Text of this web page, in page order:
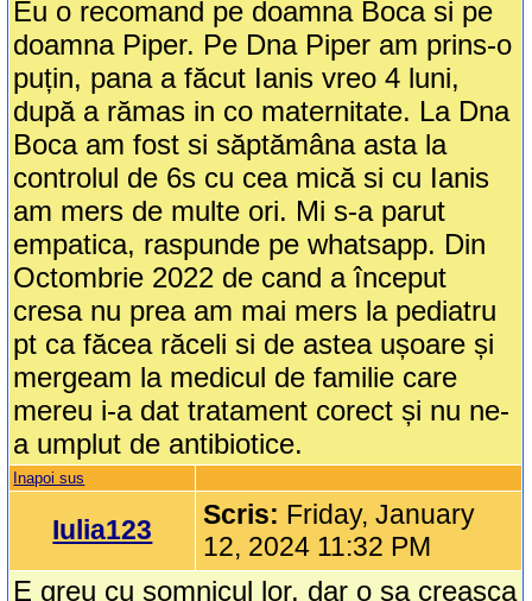
Eu o recomand pe doamna Boca si pe
doamna Piper. Pe Dna Piper am prins-o
puțin, pana a făcut Ianis vreo 4 luni,
după a rămas in co maternitate. La Dna
Boca am fost si săptămâna asta la
controlul de 6s cu cea mică si cu Ianis
am mers de multe ori. Mi s-a parut
empatica, raspunde pe whatsapp. Din
Octombrie 2022 de cand a început
cresa nu prea am mai mers la pediatru
pt ca făcea răceli si de astea ușoare și
mergeam la medicul de familie care
mereu i-a dat tratament corect și nu ne-
a umplut de antibiotice.
Inapoi sus
Iulia123 Scris: Friday, January
12, 2024 11:32 PM
E greu cu somnicul lor, dar o sa creasca